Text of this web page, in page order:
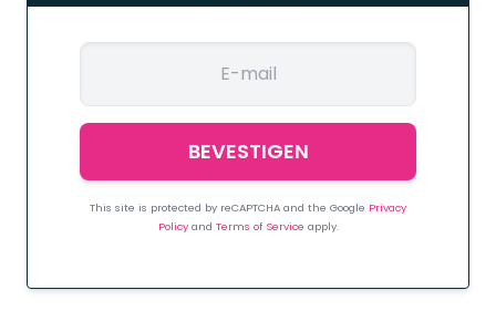
This site is protected by reCAPTCHA and the Google Privacy
Policy and Terms of Service apply.